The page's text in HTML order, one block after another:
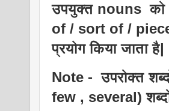
उपयुक्त nouns को
of / sort of /
प्रयोग किया जाता है|
Note - उपरोक्त
few , several)